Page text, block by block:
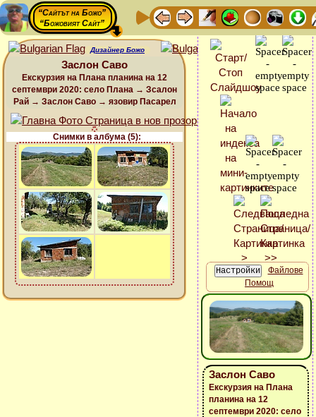
“Сайтът на Божо”
“Божовият Сайт”
Дизайнер Божо
Заслон Саво
Екскурзия на Плана планина на 12
септември 2020: село Плана → Зсалон
Рай → Заслон Саво → язовир Пасарел
Снимки в албума (5):
Файлове
Помощ
Заслон Саво
Екскурзия на Плана
планина на 12
септември 2020: село